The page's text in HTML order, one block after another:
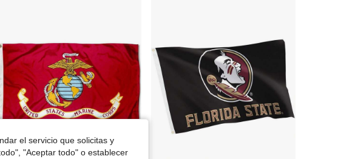
el servicio que solicitas y
"Aceptar todo" o establecer